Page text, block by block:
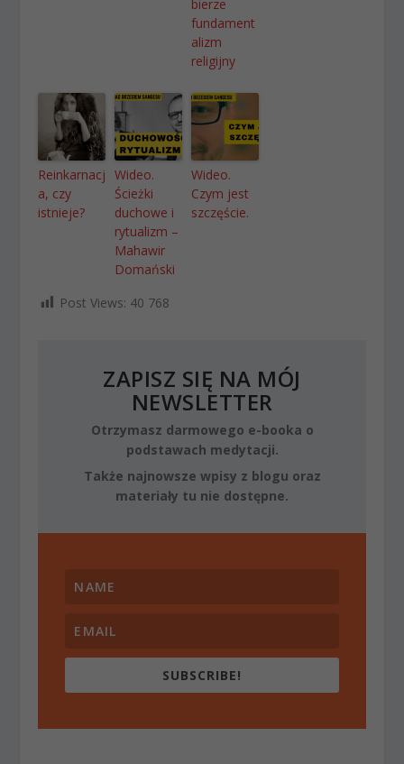
bierze
fundament
alizm
religijny
Reinkarnacj
a, czy
istnieje?
Wideo.
Ścieżki
duchowe i
rytualizm –
Mahawir
Domański
Wideo.
Czym jest
szczęście.
Post Views: 40 768
ZAPISZ SIĘ NA MÓJ
NEWSLETTER
Otrzymasz darmowego e-booka o
podstawach medytacji.
Także najnowsze wpisy z blogu oraz
materiały tu nie dostępne.
SUBSCRIBE!